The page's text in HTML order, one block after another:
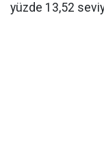
yüzde 13,52